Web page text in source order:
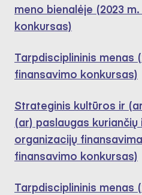
meno bienalėje (2023
konkursas)
Tarpdisciplininis menas
finansavimo konkursas)
Strateginis kultūros ir
(ar) paslaugas
organizacijų
finansavimo konkursas)
Tarpdisciplininis menas